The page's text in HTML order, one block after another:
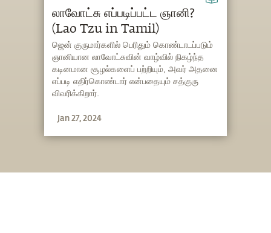
லாவோட்சு எப்படிப்பட்ட ஞானி?
(Lao Tzu in Tamil)
ஜென் குருமார்களில் பெரிதும் கொண்டாடப்படும்
ஞானியான லாவோட்சுவின் வாழ்வில் நிகழ்ந்த
கடினமான சூழல்களைப் பற்றியும், அவர் அதனை
எப்படி எதிர்கொண்டார் என்பதையும் சத்குரு
விவரிக்கிறார்.
Jan 27, 2024